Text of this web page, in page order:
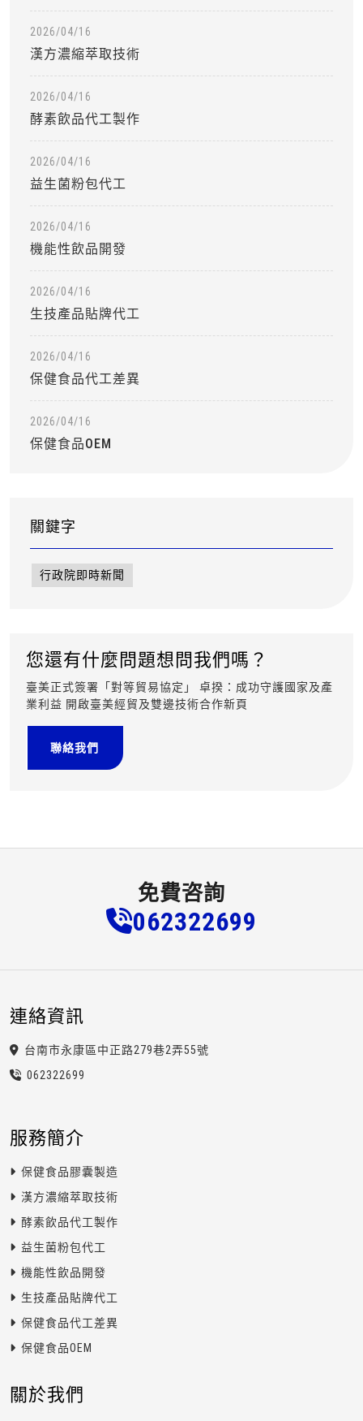
2026/04/16
漢方濃縮萃取技術
2026/04/16
酵素飲品代工製作
2026/04/16
益生菌粉包代工
2026/04/16
機能性飲品開發
2026/04/16
生技產品貼牌代工
2026/04/16
保健食品代工差異
2026/04/16
保健食品OEM
關鍵字
行政院即時新聞
您還有什麼問題想問我們嗎？
臺美正式簽署「對等貿易協定」 卓揆：成功守護國家及產
業利益 開啟臺美經貿及雙邊技術合作新頁
聯絡我們
免費咨詢
062322699
關於我們
服務簡介
保健食品膠囊製造
漢方濃縮萃取技術
酵素飲品代工製作
益生菌粉包代工
機能性飲品開發
生技產品貼牌代工
保健食品代工差異
保健食品OEM
連絡資訊
台南市永康區中正路279巷2弄55號
062322699